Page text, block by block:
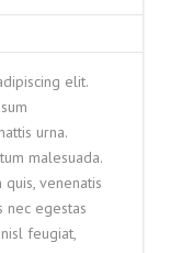
elit.
urna.
malesuada.
venenatis
nec egestas
feugiat,